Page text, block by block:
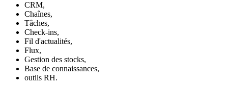
CRM,
Chaînes,
Tâches,
Check-ins,
Fil d'actualités,
Flux,
Gestion des stocks,
Base de connaissances,
outils RH.